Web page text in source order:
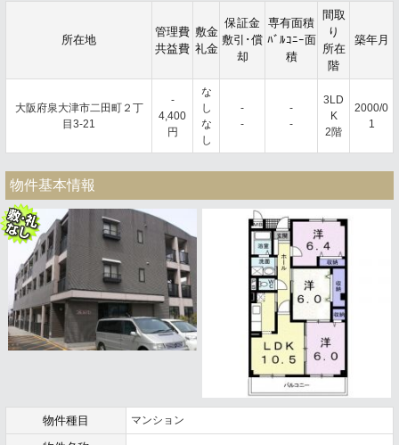
所在地
管理費
共益費
敷金
礼金
保証金
敷引･償
却
専有面積
ﾊﾞﾙｺﾆｰ面
積
間取
り
所在
階
築年月
大阪府泉大津市二田町２丁
目3-21
-
4,400
円
な
し
な
し
-
-
-
-
3LD
K
2階
2000/0
1
物件基本情報
物件種目 マンション